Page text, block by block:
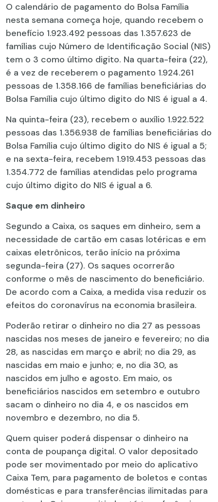
O calendário de pagamento do Bolsa Família
nesta semana começa hoje, quando recebem o
benefício 1.923.492 pessoas das 1.357.623 de
famílias cujo Número de Identificação Social (NIS)
tem o 3 como último digito. Na quarta-feira (22),
é a vez de receberem o pagamento 1.924.261
pessoas de 1.358.166 de famílias beneficiárias do
Bolsa Família cujo último digito do NIS é igual a 4.
Na quinta-feira (23), recebem o auxílio 1.922.522
pessoas das 1.356.938 de famílias beneficiárias do
Bolsa Família cujo último digito do NIS é igual a 5;
e na sexta-feira, recebem 1.919.453 pessoas das
1.354.772 de famílias atendidas pelo programa
cujo último digito do NIS é igual a 6.
Saque em dinheiro
Segundo a Caixa, os saques em dinheiro, sem a
necessidade de cartão em casas lotéricas e em
caixas eletrônicos, terão início na próxima
segunda-feira (27). Os saques ocorrerão
conforme o mês de nascimento do beneficiário.
De acordo com a Caixa, a medida visa reduzir os
efeitos do coronavírus na economia brasileira.
Poderão retirar o dinheiro no dia 27 as pessoas
nascidas nos meses de janeiro e fevereiro; no dia
28, as nascidas em março e abril; no dia 29, as
nascidas em maio e junho; e, no dia 30, as
nascidos em julho e agosto. Em maio, os
beneficiários nascidos em setembro e outubro
sacam o dinheiro no dia 4, e os nascidos em
novembro e dezembro, no dia 5.
Quem quiser poderá dispensar o dinheiro na
conta de poupança digital. O valor depositado
pode ser movimentado por meio do aplicativo
Caixa Tem, para pagamento de boletos e contas
domésticas e para transferências ilimitadas para